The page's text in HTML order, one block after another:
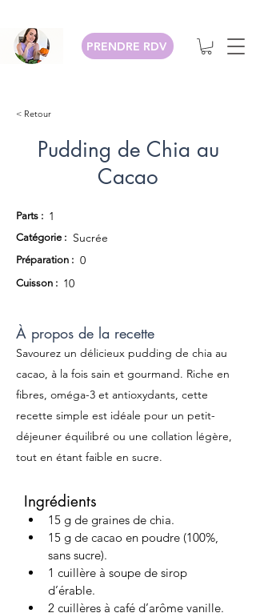
PRENDRE RDV
< Retour
Pudding de Chia au
Cacao
Parts : 1
Catégorie : Sucrée
Préparation : 0
10
Cuisson :
À propos de la recette
Savourez un délicieux pudding de chia au
cacao, à la fois sain et gourmand. Riche en
fibres, oméga-3 et antioxydants, cette
recette simple est idéale pour un petit-
déjeuner équilibré ou une collation légère,
tout en étant faible en sucre.
Ingrédients
15 g de graines de chia.
15 g de cacao en poudre (100%,
sans sucre).
1 cuillère à soupe de sirop
d’érable.
2 cuillères à café d’arôme vanille.